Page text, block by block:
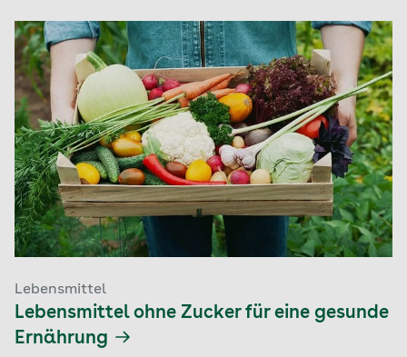
Lebensmittel
Lebensmittel ohne Zucker für eine gesunde
Ernährung